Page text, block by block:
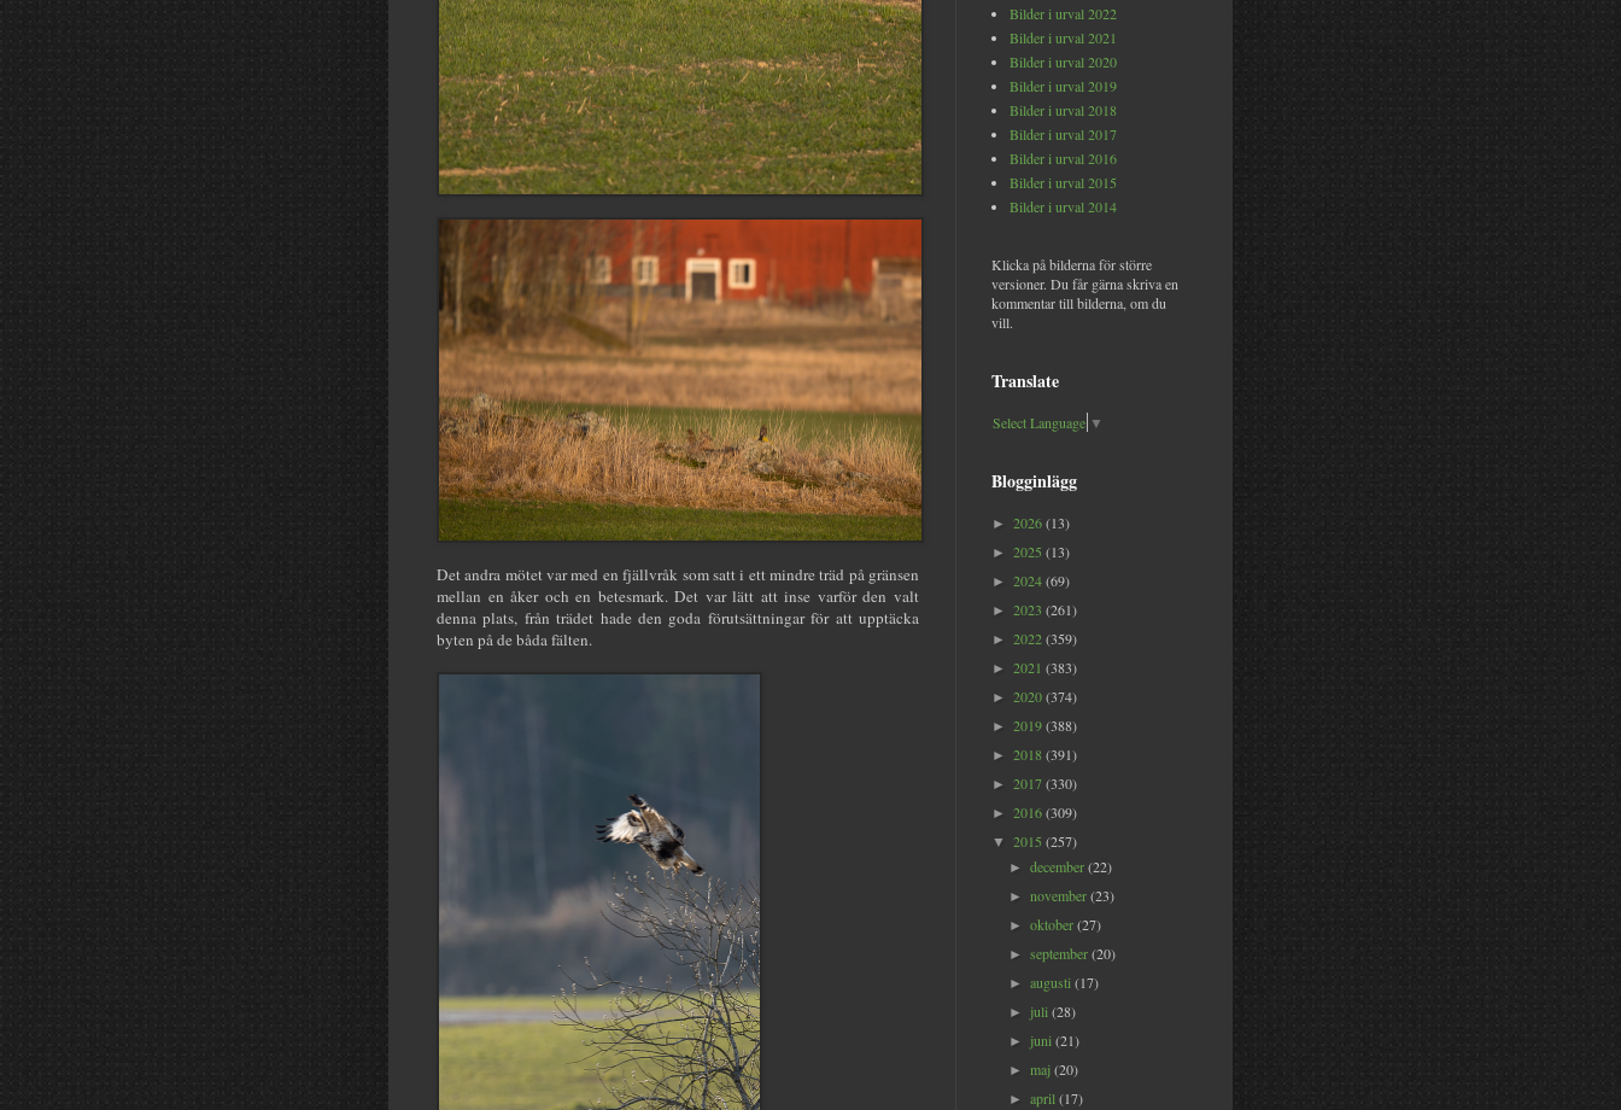
Det andra mötet var med en fjällvråk som satt i ett mindre träd på gränsen
mellan en åker och en betesmark. Det var lätt att inse varför den valt
denna plats, från trädet hade den goda förutsättningar för att upptäcka
byten på de båda fälten.
Bilder i urval 2022
Bilder i urval 2021
Bilder i urval 2020
Bilder i urval 2019
Bilder i urval 2018
Bilder i urval 2017
Bilder i urval 2016
Bilder i urval 2015
Bilder i urval 2014
Klicka på bilderna för större
versioner. Du får gärna skriva en
kommentar till bilderna, om du
vill.
Translate
Select Language ▼
Blogginlägg
► 2026(13)
► 2025 (13)
► 2024(69)
► 2023 (261)
► 2022(359)
► 2021 (383)
► 2020(374)
► 2019(388)
► 2018 (391)
► 2017(330)
► 2016(309)
▼ 2015 (257)
►december(22)
►november(23)
►oktober(27)
►september(20)
►augusti(17)
► juli(28)
► juni(21)
►maj(20)
►april(17)